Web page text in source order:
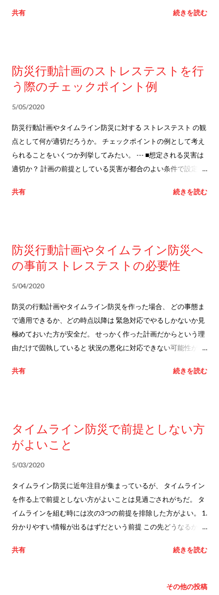
実際に洪水や内水、土砂災害や津波、高潮が起こりそうな時に
共有 続きを読む
防災行動計画のストレステストを行
う際のチェックポイント例
5/05/2020
防災行動計画やタイムライン防災に対する ストレステスト の観
点として何が適切だろうか。 チェックポイントの例として考え
られることをいくつか列挙してみたい。 --- ■想定される災害は
適切か？ 計画の前提としている災害が都合のよい条件で設定さ
いだろう」と前提条件から除外し、 結果的に重すぎる代償を払
要な形で提供されるとは限らない。 意図しないタイミングでこ
れまでの判断を覆すような情報が 提供されたらどうするかとい
絡が取れないなど、 何らかの理由で機能不全になることがあ
る。 想定上の意思決定ラインが機能不全となった場合、代替計
画はあるだろうか。 ■リードタイムが確保できない状態に耐え
れるか？ 情報発表が間に合わなかったり、予報よりも状況が早
ともお手上げだろうか。 ■限られたマンパワーで対応できる
組んでいるか。 食事や休息といった面も現実的な問題となるが
対応できるか。 ---
共有 続きを読む
防災行動計画やタイムライン防災へ
の事前ストレステストの必要性
5/04/2020
防災の行動計画やタイムライン防災を作った場合、 どの事態ま
で適用できるか、どの時点以降は 緊急対応でやるしかないか見
極めておいた方が安全だ。 せっかく作った計画だからという理
由だけで固執していると 状況の悪化に対応できない可能性があ
が起こるのが災害の常だ。 そのような中でも有効な計画とは何
して計画を練っておくことである。 悪い条件が重なっても、そ
れにも耐えられる 行動計画にしておこうという発想法だ。 高地
理想的に防災対応が進むプランAと 緊急対応用のプランBに分け
て計画を整理しておく方法だろう。 プランAが適用できない事
態に直面した時には すぐにプランBに切り替えるのである。 た
だし、その場合でも重要なのはプランAが適用できる 限界を知
ストレステストを 金融機関の健全性は、過酷な条件の下で対応
共有 続きを読む
タイムライン防災で前提としない方
がよいこと
5/03/2020
タイムライン防災に近年注目が集まっているが、 タイムライン
を作る上で前提としない方がよいことは見過ごされがちだ。 タ
イムラインを組む時には次の3つの前提を排除した方がよい。 1.
分かりやすい情報が出るはずだという前提 この先どうなるかに
こるか判断しづらい中途半端な情報や、 はっきりとしない情報
ったときに どう対応するかの指針も含めて検討した方がよい。
共有 続きを読む
その他の投稿